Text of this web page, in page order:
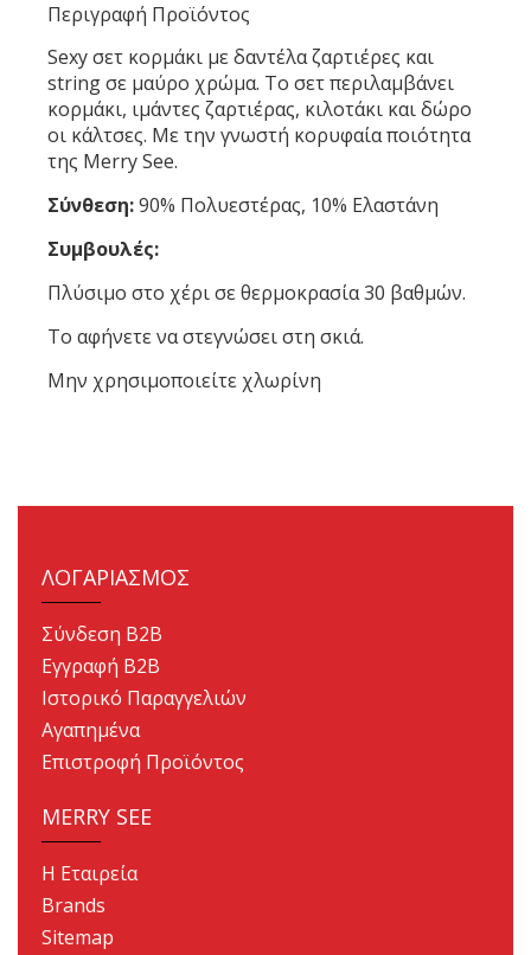
Περιγραφή Προϊόντος
Sexy σετ κορμάκι με δαντέλα ζαρτιέρες και
string σε μαύρο χρώμα. Το σετ περιλαμβάνει
κορμάκι, ιμάντες ζαρτιέρας, κιλοτάκι και δώρο
οι κάλτσες. Με την γνωστή κορυφαία ποιότητα
της Merry See.
Σύνθεση:90% Πολυεστέρας, 10% Ελαστάνη
Συμβουλές:
Πλύσιμο στο χέρι σε θερμοκρασία 30 βαθμών.
Το αφήνετε να στεγνώσει στη σκιά.
Μην χρησιμοποιείτε χλωρίνη
ΛΟΓΑΡΙΑΣΜΟΣ
Σύνδεση B2B
Εγγραφή B2B
Ιστορικό Παραγγελιών
Αγαπημένα
Επιστροφή Προϊόντος
MERRY SEE
Η Εταιρεία
Brands
Sitemap